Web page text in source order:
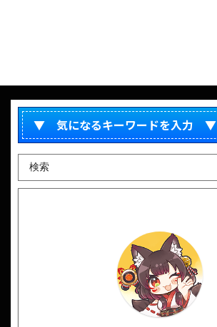
▼ 気になるキーワードを入力 ▼